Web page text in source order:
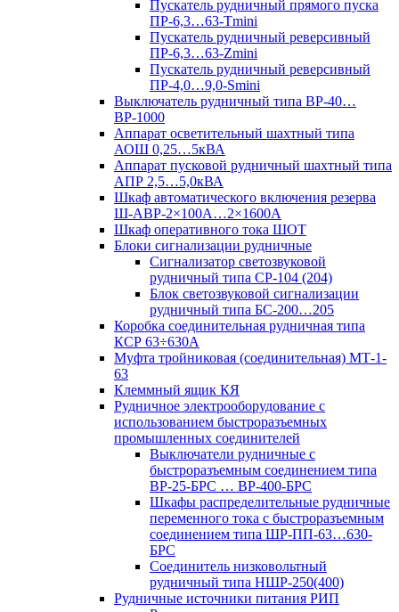
Пускатель рудничный прямого пуска
ПР-6,3…63-Tmini
Пускатель рудничный реверсивный
ПР-6,3…63-Zmini
Пускатель рудничный реверсивный
ПР-4,0…9,0-Smini
Выключатель рудничный типа ВР-40…
ВР-1000
Аппарат осветительный шахтный типа
АОШ 0,25…5кВА
Аппарат пусковой рудничный шахтный типа
АПР 2,5…5,0кВА
Шкаф автоматического включения резерва
Ш-АВР-2×100А…2×1600А
Шкаф оперативного тока ШОТ
Блоки сигнализации рудничные
Сигнализатор светозвуковой
рудничный типа СР-104 (204)
Блок светозвуковой сигнализации
рудничный типа БС-200…205
Коробка соединительная рудничная типа
КСР 63÷630А
Муфта тройниковая (соединительная) МТ-1-
63
Клеммный ящик КЯ
Рудничное электрооборудование с
использованием быстроразъемных
промышленных соединителей
Выключатели рудничные с
быстроразъемным соединением типа
ВР-25-БРС … ВР-400-БРС
Шкафы распределительные рудничные
переменного тока с быстроразъемным
соединением типа ШР-ПП-63…630-
БРС
Соединитель низковольтный
рудничный типа НШР-250(400)
Рудничные источники питания РИП